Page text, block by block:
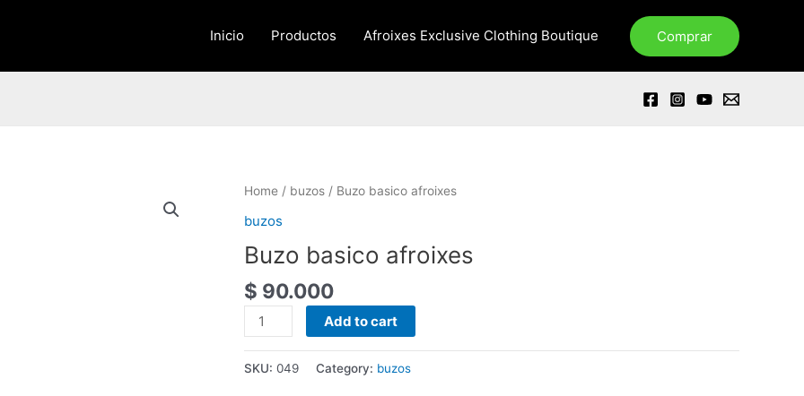
Inicio Productos Afroixes Exclusive Clothing Boutique Comprar
Home / buzos / Buzo basico afroixes
buzos
Buzo basico afroixes
$ 90.000
Buzo
afroixes
quantity
Add to cart
SKU: 049 Category: buzos